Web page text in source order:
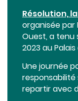
Résolution,
organisée par
Ouest, a tenu
2023 au
Une journée
repartir avec